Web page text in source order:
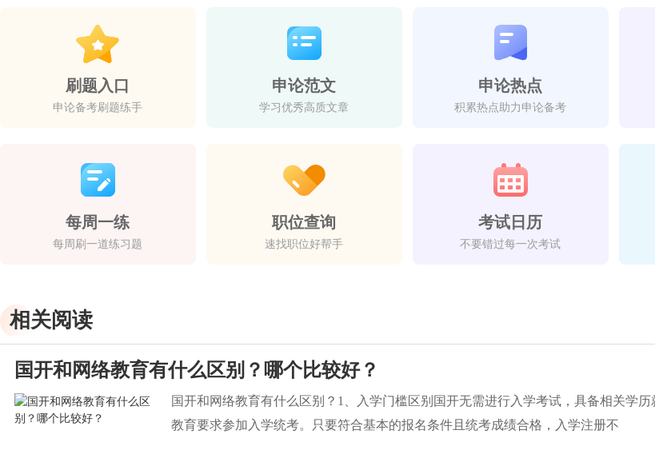
刷题入口
申论备考刷题练手
申论范文
学习优秀高质文章
申论热点
积累热点助力申论备考
每周一练
每周刷一道练习题
职位查询
速找职位好帮手
考试日历
不要错过每一次考试
相关阅读
国开和网络教育有什么区别？哪个比较好？
国开和网络教育有什么区别？1、入学门槛区别国开无需进行入学考试，具备相关学
教育要求参加入学统考。只要符合基本的报名条件且统考成绩合格，入学注册不